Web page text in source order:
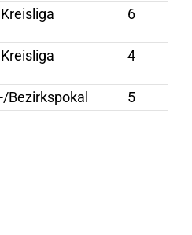
Kreisliga 6
Kreisliga 4
Bezirkspokal
5